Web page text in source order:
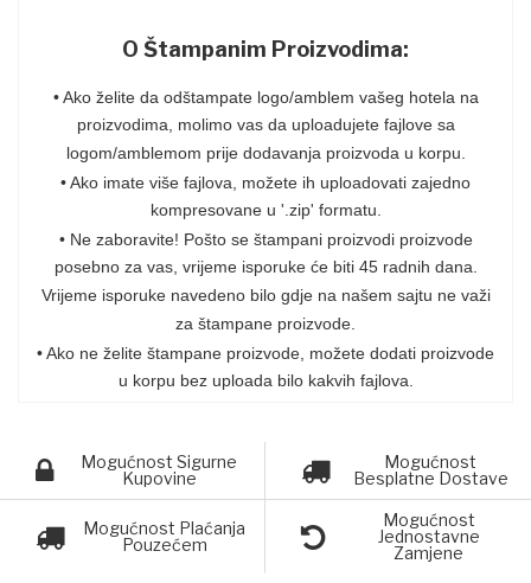
O Štampanim Proizvodima:
• Ako želite da odštampate logo/amblem vašeg hotela na
proizvodima, molimo vas da uploadujete fajlove sa
logom/amblemom prije dodavanja proizvoda u korpu.
• Ako imate više fajlova, možete ih uploadovati zajedno
kompresovane u '.zip' formatu.
• Ne zaboravite! Pošto se štampani proizvodi proizvode
posebno za vas, vrijeme isporuke će biti 45 radnih dana.
Vrijeme isporuke navedeno bilo gdje na našem sajtu ne važi
za štampane proizvode.
• Ako ne želite štampane proizvode, možete dodati proizvode
u korpu bez uploada bilo kakvih fajlova.
Mogućnost Sigurne
Kupovine
Mogućnost
Besplatne Dostave
Mogućnost Plaćanja
Pouzećem
Mogućnost
Jednostavne
Zamjene